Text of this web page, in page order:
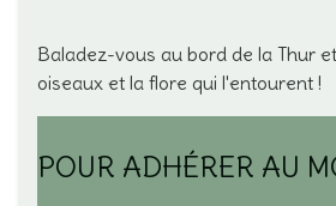
Baladez-vous au bord de la Thur
oiseaux et la flore qui l'entourent !
POUR ADHÉRER AU